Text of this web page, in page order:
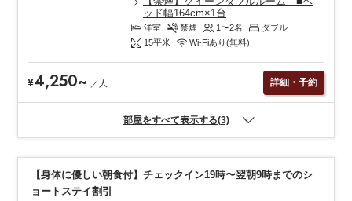
ッド幅164cm×1台
洋室 禁煙 1〜2名
ダブル
15平米 Wi-Fiあり(無料)
¥4,250~ ／ 人 詳細・予約
部屋をすべて表示する(3)
【身体に優しい朝食付】チェックイン19時〜翌朝9時までのシ
ョートステイ割引